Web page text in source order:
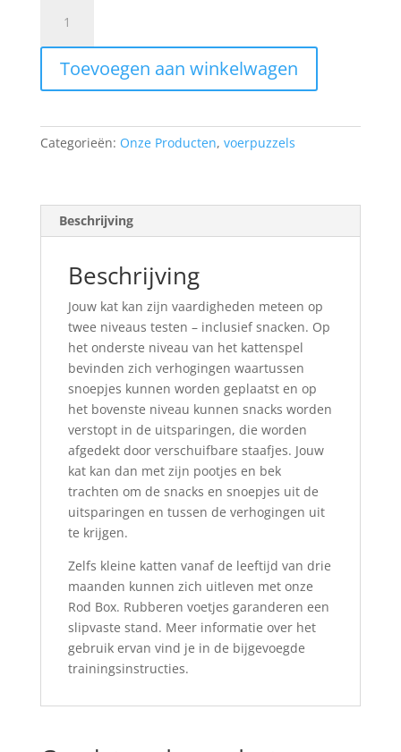
"Rod
Box"
Strategiespel
aantal
Toevoegen aan winkelwagen
Categorieën: Onze Producten, voerpuzzels
Beschrijving
Beschrijving
Jouw kat kan zijn vaardigheden meteen op
twee niveaus testen – inclusief snacken. Op
het onderste niveau van het kattenspel
bevinden zich verhogingen waartussen
snoepjes kunnen worden geplaatst en op
het bovenste niveau kunnen snacks worden
verstopt in de uitsparingen, die worden
afgedekt door verschuifbare staafjes. Jouw
kat kan dan met zijn pootjes en bek
trachten om de snacks en snoepjes uit de
uitsparingen en tussen de verhogingen uit
te krijgen.
Zelfs kleine katten vanaf de leeftijd van drie
maanden kunnen zich uitleven met onze
Rod Box. Rubberen voetjes garanderen een
slipvaste stand. Meer informatie over het
gebruik ervan vind je in de bijgevoegde
trainingsinstructies.